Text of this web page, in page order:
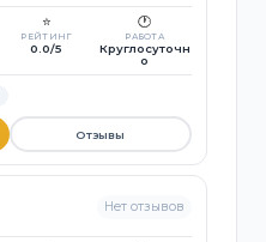
⭐
РЕЙТИНГ
0.0/5
🕐
РАБОТА
Круглосуточн
о
Отзывы
Нет отзывов